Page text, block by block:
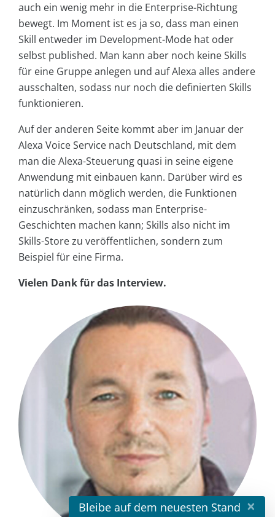
auch ein wenig mehr in die Enterprise-Richtung
bewegt. Im Moment ist es ja so, dass man einen
Skill entweder im Development-Mode hat oder
selbst published. Man kann aber noch keine Skills
für eine Gruppe anlegen und auf Alexa alles andere
ausschalten, sodass nur noch die definierten Skills
funktionieren.
Auf der anderen Seite kommt aber im Januar der
Alexa Voice Service nach Deutschland, mit dem
man die Alexa-Steuerung quasi in seine eigene
Anwendung mit einbauen kann. Darüber wird es
natürlich dann möglich werden, die Funktionen
einzuschränken, sodass man Enterprise-
Geschichten machen kann; Skills also nicht im
Skills-Store zu veröffentlichen, sondern zum
Beispiel für eine Firma.
Vielen Dank für das Interview.
Bleibe auf dem neuesten Stand ×